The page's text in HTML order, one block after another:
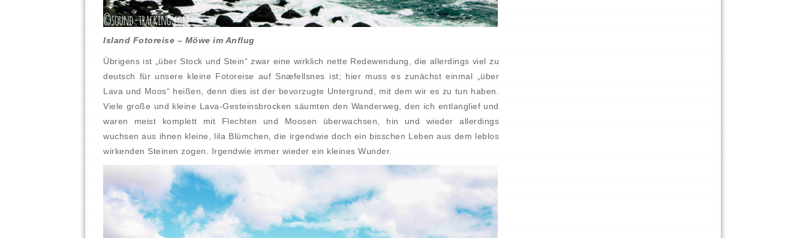
Island Fotoreise – Möwe im Anflug
Übrigens ist „über Stock und Stein“ zwar eine wirklich nette Redewendung, die allerdings viel zu
deutsch für unsere kleine Fotoreise auf Snæfellsnes ist; hier muss es zunächst einmal „über
Lava und Moos“ heißen, denn dies ist der bevorzugte Untergrund, mit dem wir es zu tun haben.
Viele große und kleine Lava-Gesteinsbrocken säumten den Wanderweg, den ich entlanglief und
waren meist komplett mit Flechten und Moosen überwachsen, hin und wieder allerdings
wuchsen aus ihnen kleine, lila Blümchen, die irgendwie doch ein bisschen Leben aus dem leblos
wirkenden Steinen zogen. Irgendwie immer wieder ein kleines Wunder.